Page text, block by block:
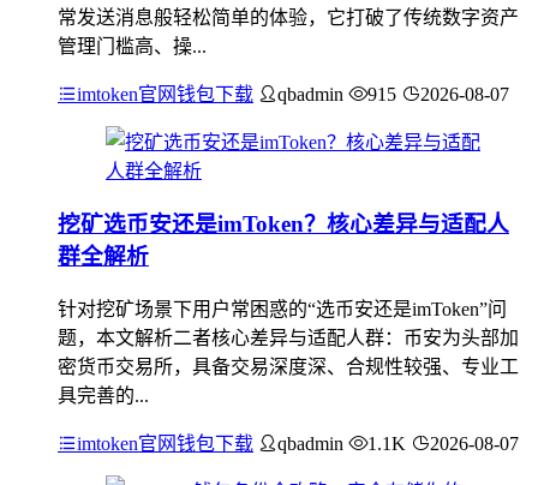
常发送消息般轻松简单的体验，它打破了传统数字资产
管理门槛高、操...
imtoken官网钱包下载 qbadmin 915 2026-08-07
挖矿选币安还是imToken？核心差异与适配人
群全解析
针对挖矿场景下用户常困惑的“选币安还是imToken”问
题，本文解析二者核心差异与适配人群：币安为头部加
密货币交易所，具备交易深度深、合规性较强、专业工
具完善的...
imtoken官网钱包下载 qbadmin 1.1K 2026-08-07